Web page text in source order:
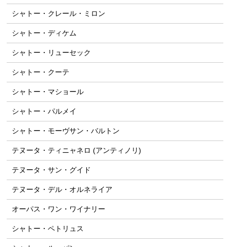
シャトー・クレール・ミロン
シャトー・ディケム
シャトー・リューセック
シャトー・クーテ
シャトー・マショール
シャトー・パルメイ
シャトー・モーヴサン・バルトン
テヌータ・ティニャネロ (アンティノリ)
テヌータ・サン・グイド
テヌータ・デル・オルネライア
オーパス・ワン・ワイナリー
シャトー・ペトリュス